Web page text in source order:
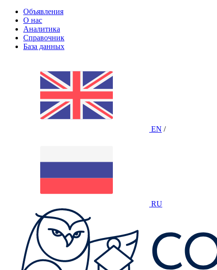
Объявления
О нас
Аналитика
Справочник
База данных
EN /
RU